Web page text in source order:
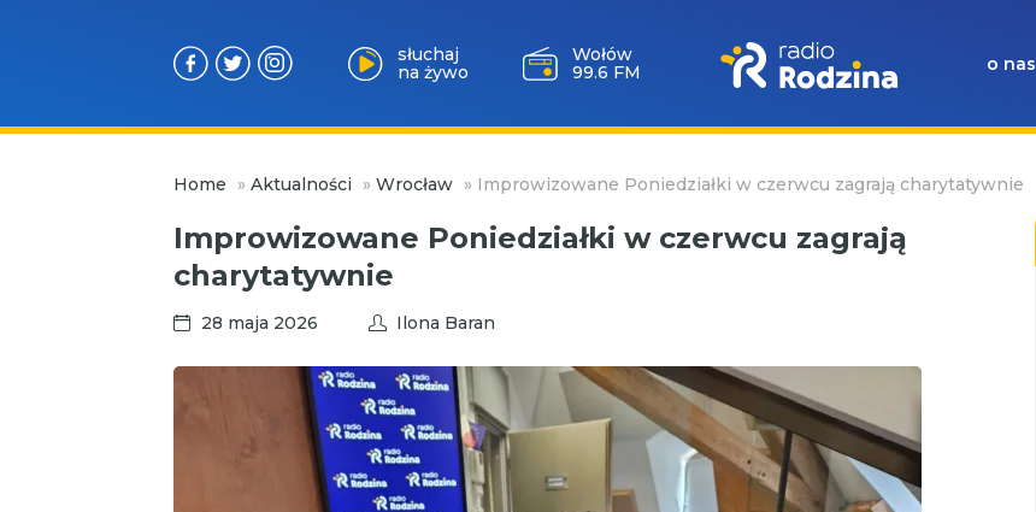
słuchaj
na żywo
Milicz
88.5 FM
o nas
Home » Aktualności » Wrocław » Improwizowane Poniedziałki w czerwcu zagrają charytatywnie
Improwizowane Poniedziałki w czerwcu zagrają
charytatywnie
28 maja 2026 Ilona Baran